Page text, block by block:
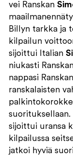
vei Ranskan
Billyn tarkka ja
kilpailun
sijoittui Italian
niukasti
nappasi Ranskan
ranskalaisten
suorituksellaan.
sijoittui uransa
kilpailussa
jatkoi hyviä